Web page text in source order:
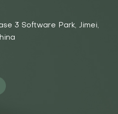
3 Software Park, Jimei,